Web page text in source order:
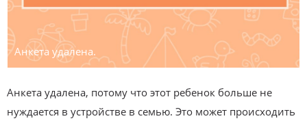
Анкета удалена.
Анкета удалена, потому что этот ребенок больше не
нуждается в устройстве в семью. Это может происходить